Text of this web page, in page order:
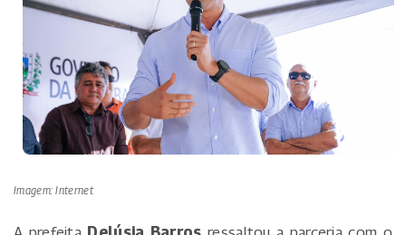
Imagem: Internet